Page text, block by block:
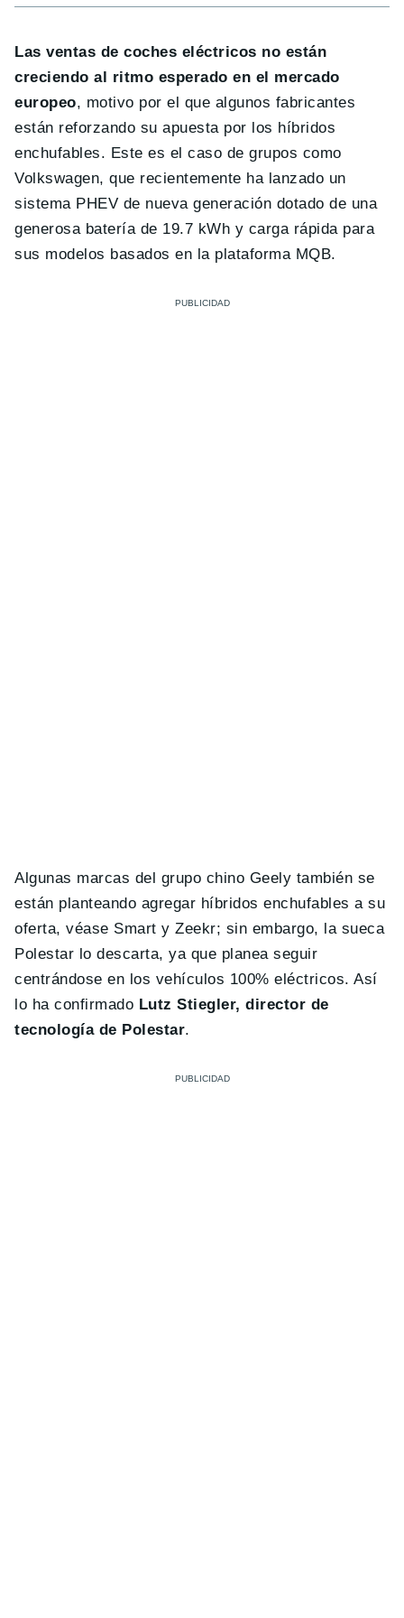
Las ventas de coches eléctricos no están
creciendo al ritmo esperado en el mercado
europeo, motivo por el que algunos fabricantes
están reforzando su apuesta por los híbridos
enchufables. Este es el caso de grupos como
Volkswagen, que recientemente ha lanzado un
sistema PHEV de nueva generación dotado de una
generosa batería de 19.7 kWh y carga rápida para
sus modelos basados en la plataforma MQB.
Algunas marcas del grupo chino Geely también se
están planteando agregar híbridos enchufables a su
oferta, véase Smart y Zeekr; sin embargo, la sueca
Polestar lo descarta, ya que planea seguir
centrándose en los vehículos 100% eléctricos. Así
lo ha confirmado Lutz Stiegler, director de
tecnología de Polestar.